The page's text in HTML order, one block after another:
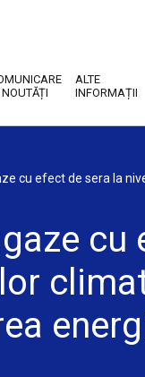
ALTE
INFORMAȚII
cu efect de sera la
cu